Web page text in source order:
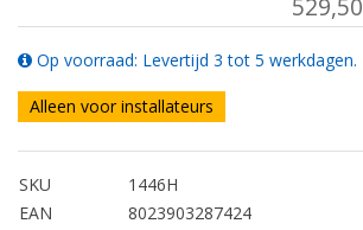
529,50
Op voorraad: Levertijd 3 tot 5 werkdagen.
Alleen voor installateurs
SKU
1446H
EAN
8023903287424